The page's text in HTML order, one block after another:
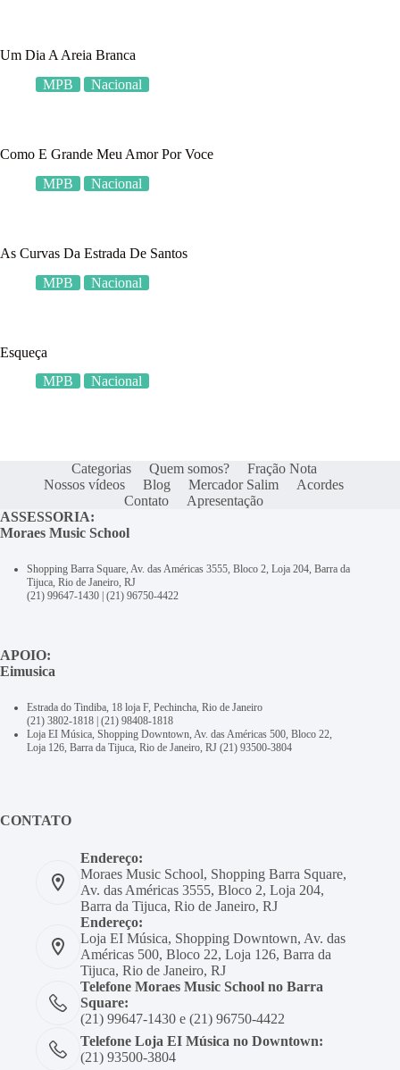
Um Dia A Areia Branca
MPB
Nacional
Como E Grande Meu Amor Por Voce
MPB
Nacional
As Curvas Da Estrada De Santos
MPB
Nacional
Esqueça
MPB
Nacional
Categorias Quem somos?
Fração Nota
Nossos vídeos
Blog Mercador Salim
Acordes
Contato
Apresentação
ASSESSORIA:
Moraes Music School
Shopping Barra Square, Av. das Américas 3555, Bloco 2, Loja 204, Barra da
Tijuca, Rio de Janeiro, RJ
(21) 99647-1430 (21) 96750-4422
APOIO:
Eimusica
Estrada do Tindiba, 18 loja F, Pechincha, Rio de Janeiro
(21) 3802-1818 (21) 98408-1818
Loja EI Música, Shopping Downtown, Av. das Américas 500, Bloco 22,
Loja 126, Barra da Tijuca, Rio de Janeiro, RJ (21) 93500-3804
CONTATO
Endereço:
Moraes Music School, Shopping Barra Square,
Av. das Américas 3555, Bloco 2, Loja 204,
Barra da Tijuca, Rio de Janeiro, RJ
Endereço:
Loja EI Música, Shopping Downtown, Av. das
Américas 500, Bloco 22, Loja 126, Barra da
Tijuca, Rio de Janeiro, RJ
Telefone Moraes Music School no Barra
Square:
(21) 99647-1430 e (21) 96750-4422
Telefone Loja EI Música no Downtown:
(21) 93500-3804